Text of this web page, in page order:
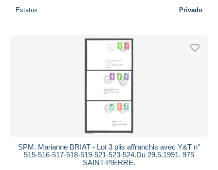
Estatus Privado
SPM. Marianne BRIAT - Lot 3 plis affranchis avec Y&T n°
515-516-517-518-519-521-523-524.Du 29.5.1991. 975
SAINT-PIERRE.